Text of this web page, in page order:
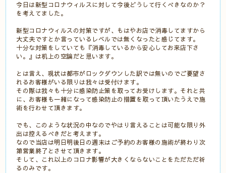
今日は新型コロナウィルスに対して今後どうして行くべきなのか？
を考えてました。
新型コロナウィルスの対策ですが、もはやお店で消毒してますから
大丈夫ですとか言っているレベルでは無くなったと感じてます。
十分な対策をしていても『消毒しているから安心してお来店下さ
い。』は机上の空論だと思います。
とは言え、現状は都市がロックダウンした訳では無いのでご要望さ
れるお客様がいる限りは我々は受付けます。
その際は我々も十分に感染防止策を取ってお受けします。それと共
に、お客様も一緒になって感染防止の措置を取って頂いたうえで施
術を行わせて頂きます。
でも、このような状況の中なのでやはり言えることは可能な限り外
出は控えるべきだと考えます。
なので当店は明日明後日の週末はご予約のお客様の施術が終わり次
第営業終了とさせて頂きます。
そして、これ以上のコロナ影響が大きくならないことをただただ祈
るのみです。